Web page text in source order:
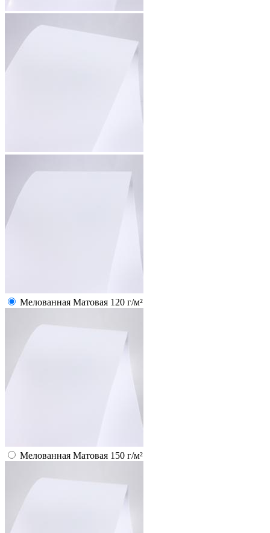
Мелованная Матовая 120 г/м²
Мелованная Матовая 150 г/м²